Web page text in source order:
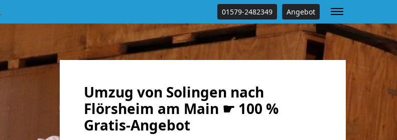
01579-2482349 Angebot
Umzug von Solingen nach
Flörsheim am Main ☛ 100 %
Gratis-Angebot